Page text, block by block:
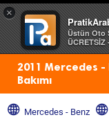
×
Üstün Oto
2011 Mercedes -
Bakımı
Mercedes - Benz